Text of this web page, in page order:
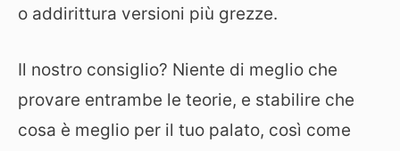
o addirittura versioni più grezze.
Il nostro consiglio? Niente di meglio che
provare entrambe le teorie, e stabilire che
cosa è meglio per il tuo palato, così come